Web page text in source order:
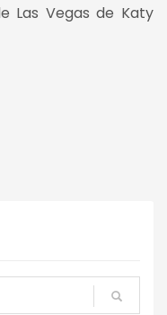
Las Vegas de Katy